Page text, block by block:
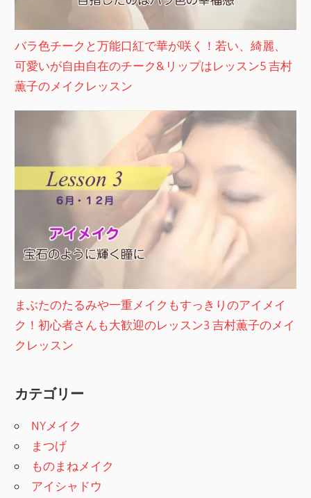
バラ色チークと万能口紅で華が咲く！若い、綺麗、
可愛いが自由自在のチーク&リップはレッスン5 吉村
薫子のメイクレッスン
まぶたのたるみや一重メイクもすっきりのアイメイ
ク！初心者さんも大歓迎のレッスン3 吉村薫子のメイ
クレッスン
カテゴリー
NYメイク
まつげ
ものまねメイク
アイシャドウ